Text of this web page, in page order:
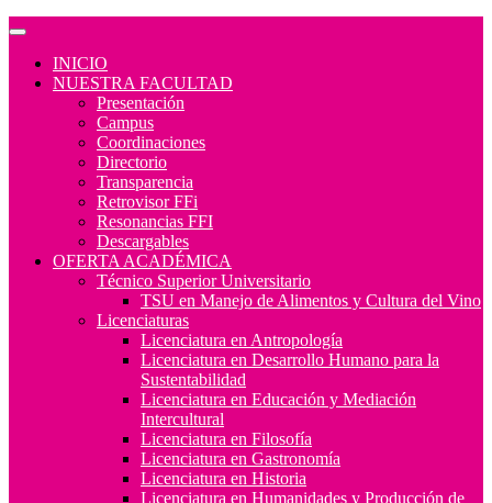
INICIO
NUESTRA FACULTAD
Presentación
Campus
Coordinaciones
Directorio
Transparencia
Retrovisor FFi
Resonancias FFI
Descargables
OFERTA ACADÉMICA
Técnico Superior Universitario
TSU en Manejo de Alimentos y Cultura del Vino
Licenciaturas
Licenciatura en Antropología
Licenciatura en Desarrollo Humano para la
Sustentabilidad
Licenciatura en Educación y Mediación
Intercultural
Licenciatura en Filosofía
Licenciatura en Gastronomía
Licenciatura en Historia
Licenciatura en Humanidades y Producción de